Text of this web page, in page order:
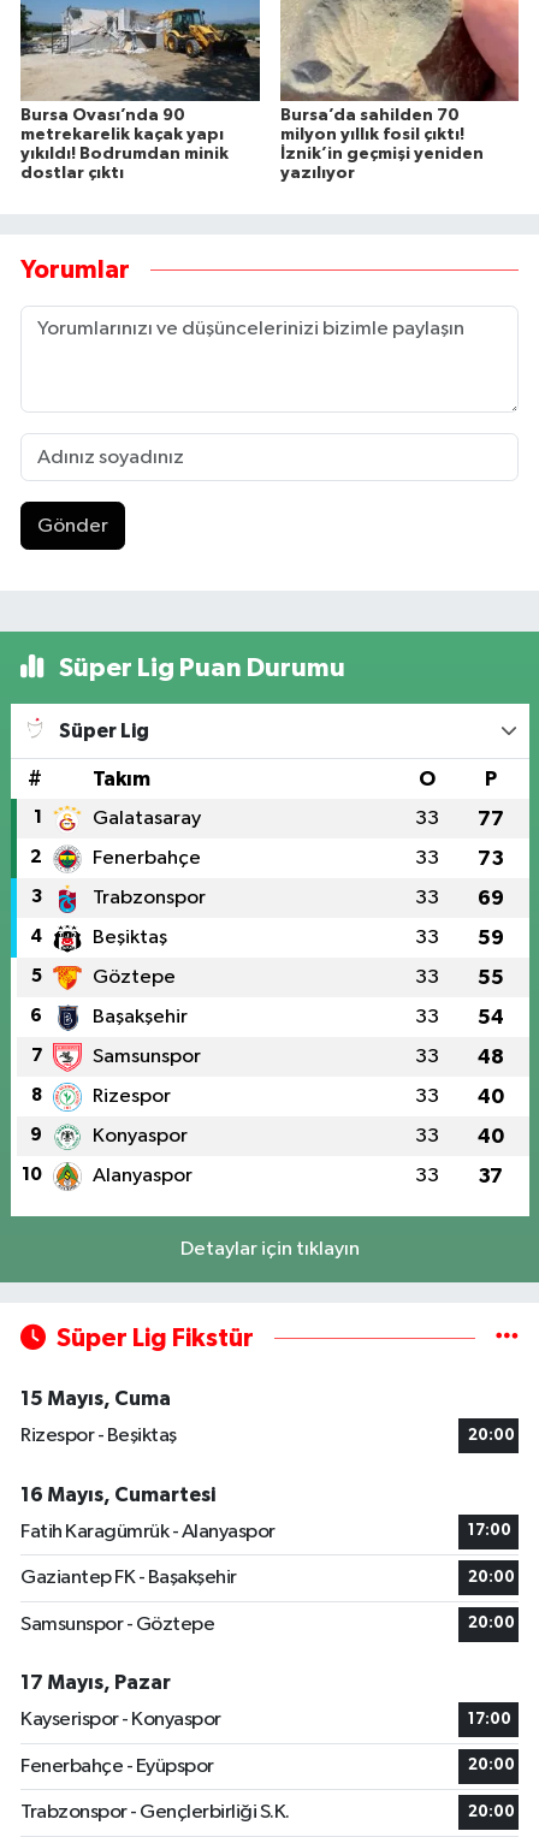
Bursa Ovası’nda 90
metrekarelik kaçak yapı
yıkıldı! Bodrumdan minik
dostlar çıktı
Bursa’da sahilden 70
milyon yıllık fosil çıktı!
İznik’in geçmişi yeniden
yazılıyor
Yorumlar
Gönder
Süper Lig Puan Durumu
Süper Lig
# Takım O P
1 Galatasaray 33 77
2 Fenerbahçe 33 73
3 Trabzonspor 33 69
4 Beşiktaş 33 59
5 Göztepe 33 55
6 Başakşehir 33 54
7 Samsunspor 33 48
8 Rizespor 33 40
9 Konyaspor 33 40
10 Alanyaspor 33 37
Detaylar için tıklayın
Süper Lig Fikstür
15 Mayıs, Cuma
Rizespor - Beşiktaş
20:00
16 Mayıs, Cumartesi
Fatih Karagümrük - Alanyaspor
17:00
Gaziantep FK - Başakşehir 20:00
Samsunspor - Göztepe 20:00
17 Mayıs, Pazar
Kayserispor - Konyaspor
17:00
Fenerbahçe - Eyüpspor 20:00
Trabzonspor - Gençlerbirliği S.K. 20:00